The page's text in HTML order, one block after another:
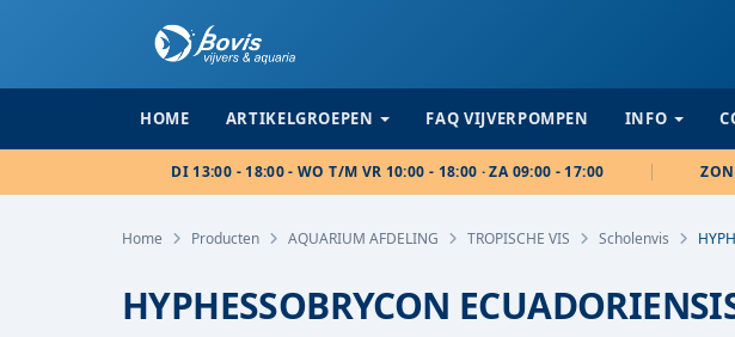
HOME ARTIKELGROEPEN FAQ VIJVERPOMPEN INFO
DI 13:00 - 18:00 - WO T/M VR 10:00 - 18:00 · ZA 09:00 - 17:00
Home Producten AQUARIUM AFDELING TROPISCHE VIS Scholenvis
HYPHESSOBRYCON